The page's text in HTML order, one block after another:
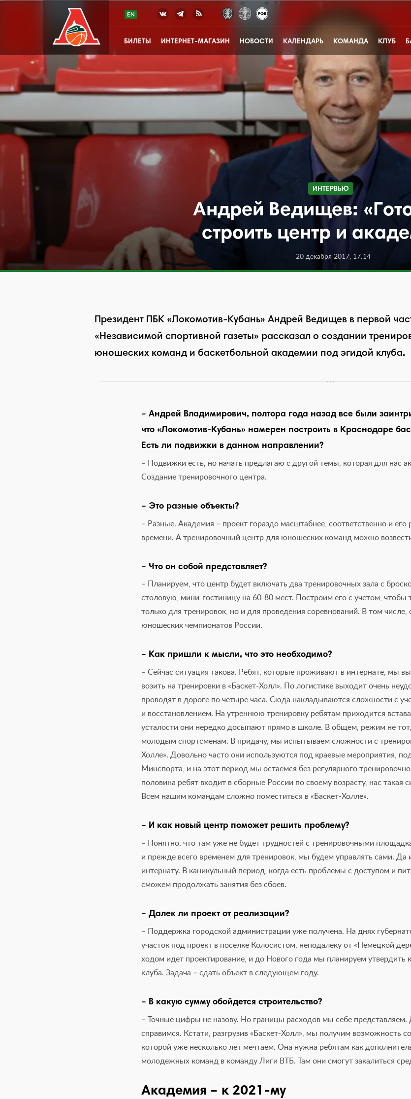
БИЛЕТЫ ИНТЕРНЕТ-МАГАЗИН НОВОСТИ КАЛЕНДАРЬ КОМАНДА КЛУБ
ИНТЕРВЬЮ
Андрей Ведищев:
строить центр и
20 декабря 2017, 17:14
Президент ПБК «Локомотив-Кубань» Андрей Ведищев в первой
«Независимой спортивной газеты» рассказал о создании
юношеских команд и баскетбольной академии под эгидой клуба.
– Андрей Владимирович, полтора года назад все были
что «Локомотив-Кубань» намерен построить в Краснодаре
Есть ли подвижки в данном направлении?
– Подвижки есть, но начать предлагаю с другой темы, которая для нас
Создание тренировочного центра.
– Это разные объекты?
– Разные. Академия – проект гораздо масштабнее, соответственно и его
времени. А тренировочный центр для юношеских команд можно
– Что он собой представляет?
– Планируем, что центр будет включать два тренировочных зала с
столовую, мини-гостиницу на 60-80 мест. Построим его с учетом,
только для тренировок, но и для проведения соревнований. В том
юношеских чемпионатов России.
– Как пришли к мысли, что это необходимо?
– Сейчас ситуация такова. Ребят, которые проживают в интернате, мы
возить на тренировки в «Баскет-Холл». По логистике выходит очень
проводят в дороге по четыре часа. Сюда накладываются сложности с
и восстановлением. На утреннюю тренировку ребятам приходится
усталости они нередко досыпают прямо в школе. В общем, режим не
молодым спортсменам. В придачу, мы испытываем сложности с
Холле». Довольно часто они используются под краевые мероприятия,
Минспорта, и на этот период мы остаемся без регулярного
половина ребят входит в сборные России по своему возрасту, нас такая
Всем нашим командам сложно поместиться в «Баскет-Холле».
– И как новый центр поможет решить проблему?
– Понятно, что там уже не будет трудностей с тренировочными
и прежде всего временем для тренировок, мы будем управлять сами.
интернату. В каникульный период, когда есть проблемы с доступом и
сможем продолжать занятия без сбоев.
– Далек ли проект от реализации?
– Поддержка городской администрации уже получена. На днях
участок под проект в поселке Колосистом, неподалеку от «Немецкой
ходом идет проектирование, и до Нового года мы планируем утвердить
клуба. Задача – сдать объект в следующем году.
– В какую сумму обойдется строительство?
– Точные цифры не назову. Но границы расходов мы себе представляем.
справимся. Кстати, разгрузив «Баскет-Холл», мы получим возможность
которой уже несколько лет мечтаем. Она нужна ребятам как
молодежных команд в команду Лиги ВТБ. Там они смогут закалиться
Академия – к 2021-му